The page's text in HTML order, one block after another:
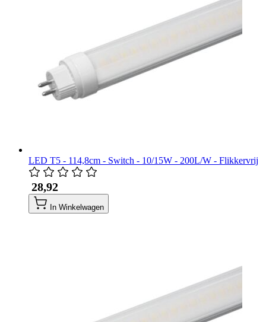
LED T5 - 114,8cm - Switch - 10/15W - 200L/W - Flikkervrij
​ 28,92
In Winkelwagen